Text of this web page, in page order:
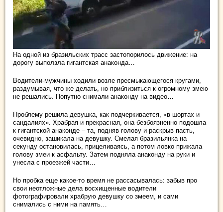
На одной из бразильских трасс застопорилось движение: на
дорогу выползла гигантская анаконда…
Водители-мужчины ходили возле пресмыкающегося кругами,
раздумывая, что же делать, но приблизиться к огромному змею
не решались. Попутно снимали анаконду на видео…
Проблему решила девушка, как подчеркивается, «в шортах и
сандалиях». Храбрая и прекрасная, она безбоязненно подошла
к гигантской анаконде – та, подняв голову и раскрыв пасть,
очевидно, зашикала на девушку. Смелая бразильянка на
секунду остановилась, прицеливаясь, а потом ловко прижала
голову змеи к асфальту. Затем подняла анаконду на руки и
унесла с проезжей части…
Но пробка еще какое-то время не рассасывалась: забыв про
свои неотложные дела восхищенные водители
фотографировали храбрую девушку со змеем, и сами
снимались с ними на память…